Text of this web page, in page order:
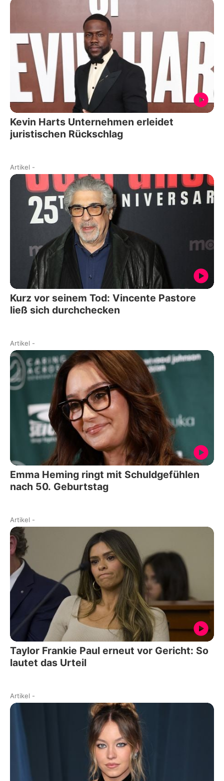
Kevin Harts Unternehmen erleidet
juristischen Rückschlag
Artikel -
Kurz vor seinem Tod: Vincente Pastore
ließ sich durchchecken
Artikel -
Emma Heming ringt mit Schuldgefühlen
nach 50. Geburtstag
Artikel -
Taylor Frankie Paul erneut vor Gericht: So
lautet das Urteil
Artikel -